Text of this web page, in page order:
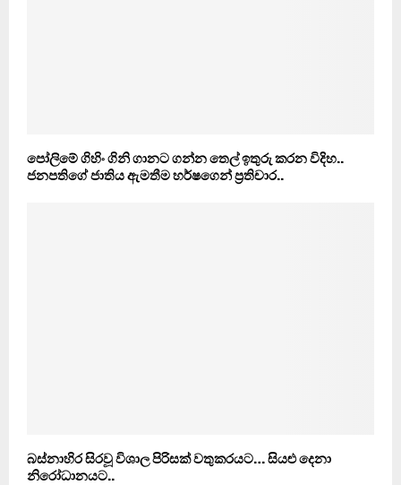
පෝලිමේ ගිහිං ගිනි ගානට ගන්න තෙල් ඉතුරු කරන විදිහ..
ජනපතිගේ ජාතිය ඇමතීම හර්ෂගෙන් ප‍්‍රතිචාර..
බස්නාහිර සිරවූ විශාල පිරිසක් වතුකරයට… සියළු දෙනා
නිරෝධානයට..